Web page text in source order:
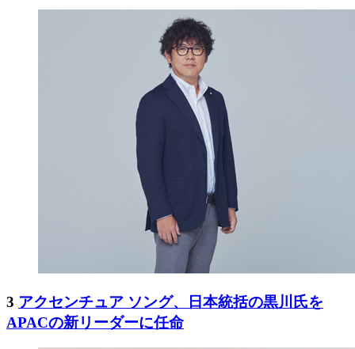
3 アクセンチュア ソング、日本統括の黒川氏を
APACの新リーダーに任命